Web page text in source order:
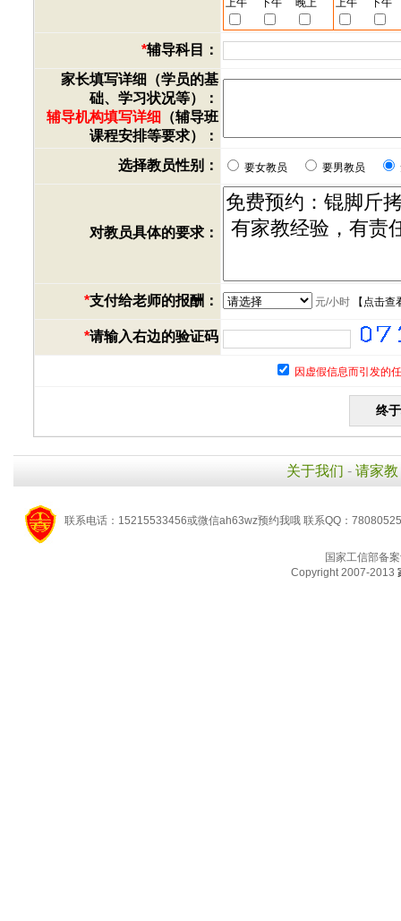
上午
下午 晚上 上午 下午
*辅导科目：
家长填写详细（学员的基
础、学习状况等）：
辅导机构填写详细 （辅导班
课程安排等要求）：
选择教员性别：
要女教员 要男教员
对教员具体的要求：
*支付给老师的报酬： 元/小时【 点击查
*请输入右边的验证码
因虚假信息而引发的
关于我们 - 请家教
联系电话：15215533456或微信ah63wz预约我哦 联系QQ：
国家工信部备
Copyright 2007-2013